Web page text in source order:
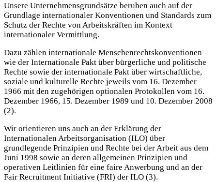
Unsere Unternehmensgrundsätze beruhen auch auf der
Grundlage internationaler Konventionen und Standards zum
Schutz der Rechte von Arbeitskräften im Kontext
internationaler Vermittlung.
Dazu zählen internationale Menschenrechtskonventionen
wie der Internationale Pakt über bürgerliche und politische
Rechte sowie der internationale Pakt über wirtschaftliche,
soziale und kulturelle Rechte jeweils vom 16. Dezember
1966 mit den zugehörigen optionalen Protokollen vom 16.
Dezember 1966, 15. Dezember 1989 und 10. Dezember 2008
(2).
Wir orientieren uns auch an der Erklärung der
Internationalen Arbeitsorganisation (ILO) über
grundlegende Prinzipien und Rechte bei der Arbeit aus dem
Juni 1998 sowie an deren allgemeinen Prinzipien und
operativen Leitlinien für eine faire Anwerbung und an der
Fair Recruitment Initiative (FRI) der ILO (3).